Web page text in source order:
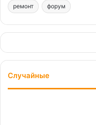
ремонт форум
Случайные